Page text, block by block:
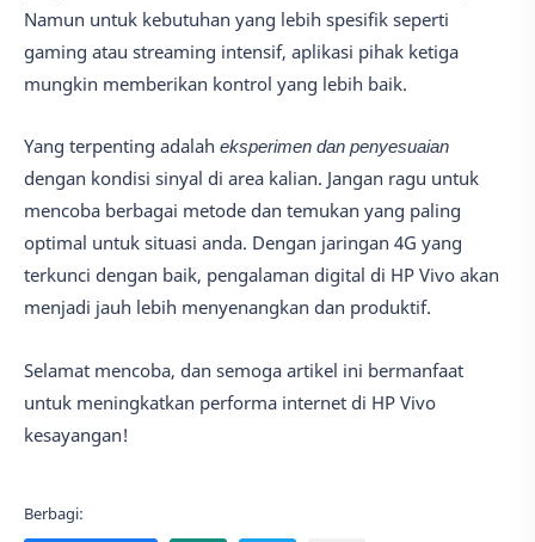
Namun untuk kebutuhan yang lebih spesifik seperti
gaming atau streaming intensif, aplikasi pihak ketiga
mungkin memberikan kontrol yang lebih baik.
Yang terpenting adalah eksperimen dan penyesuaian
dengan kondisi sinyal di area kalian. Jangan ragu untuk
mencoba berbagai metode dan temukan yang paling
optimal untuk situasi anda. Dengan jaringan 4G yang
terkunci dengan baik, pengalaman digital di HP Vivo akan
menjadi jauh lebih menyenangkan dan produktif.
Selamat mencoba, dan semoga artikel ini bermanfaat
untuk meningkatkan performa internet di HP Vivo
kesayangan!